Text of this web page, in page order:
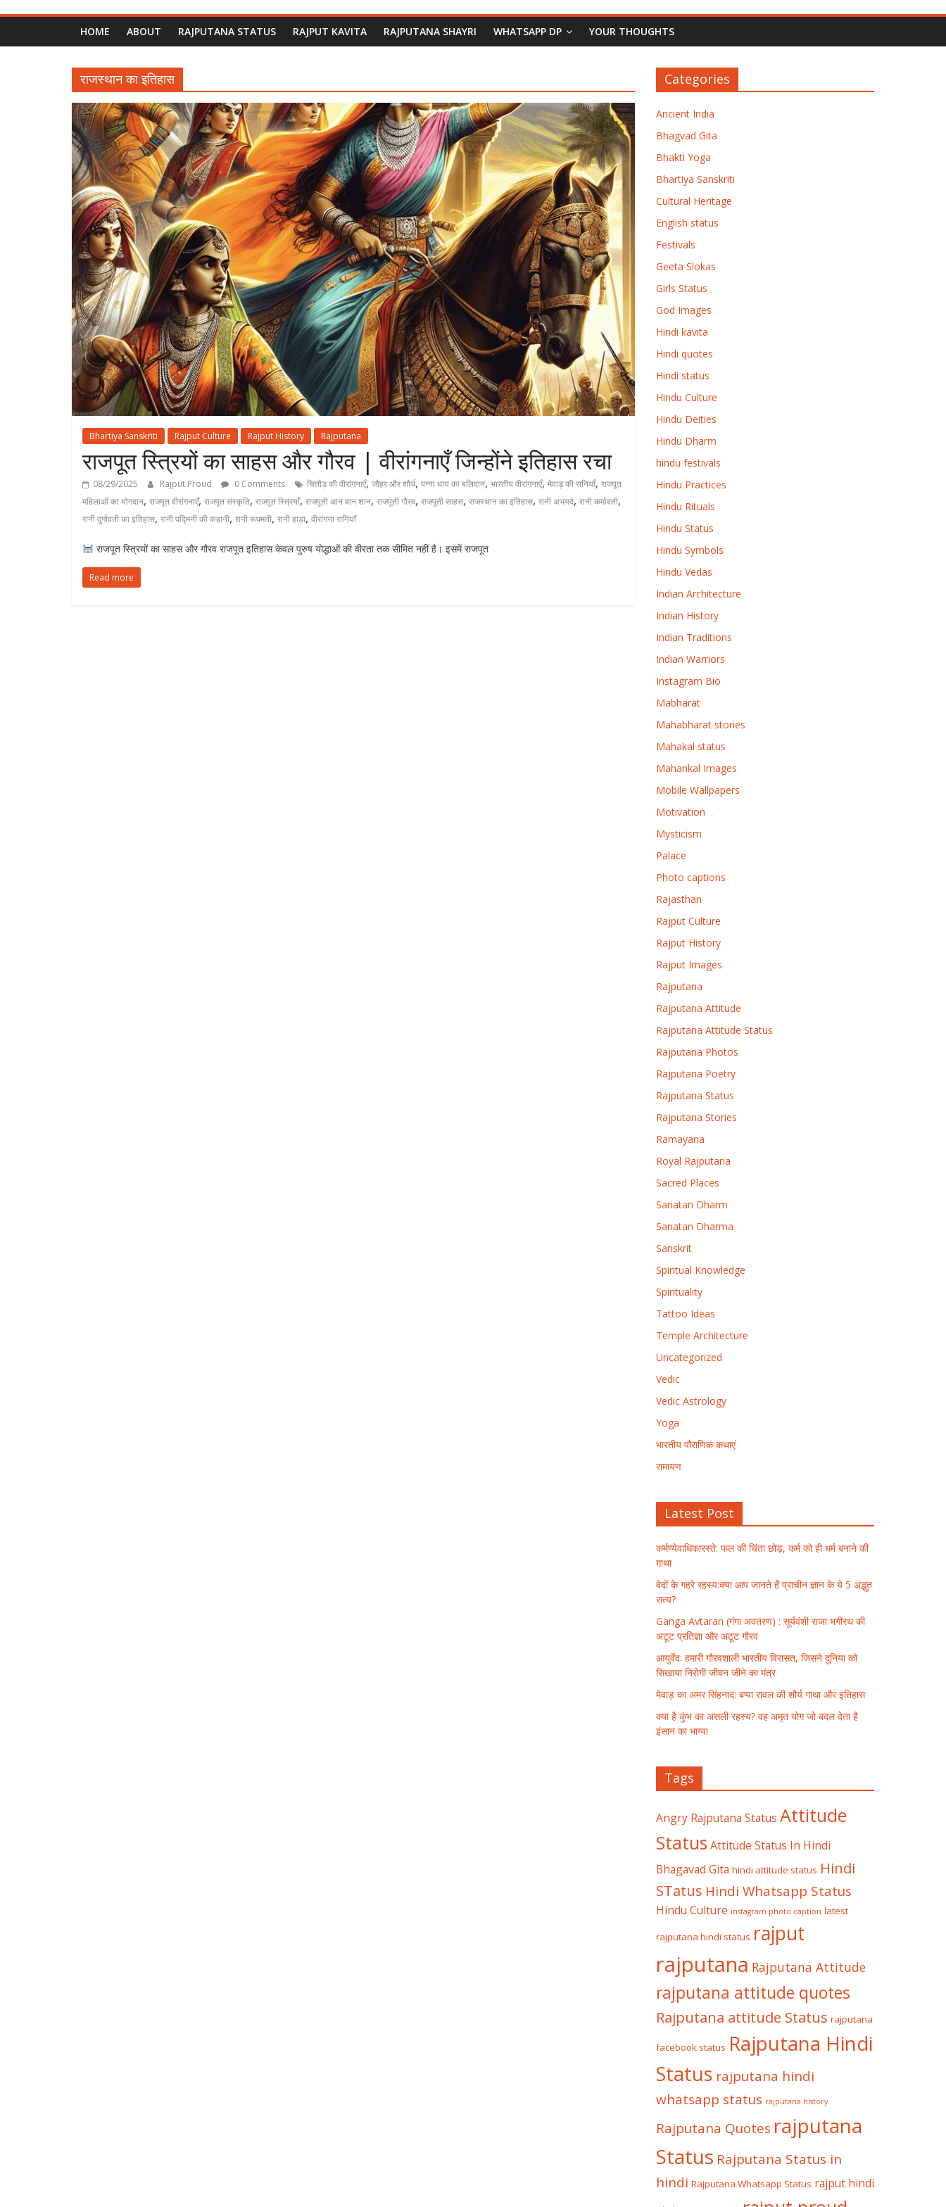
HOME ABOUT RAJPUTANA STATUS RAJPUT KAVITA RAJPUTANA SHAYRI WHATSAPP DP YOUR THOUGHTS
राजस्थान का इतिहास
Bhartiya Sanskriti Rajput Culture Rajput History Rajputana
राजपूत स्त्रियों का साहस और गौरव | वीरांगनाएँ जिन्होंने इतिहास रचा
08/29/2025 Rajput Proud 0 Comments चित्तौड़ की वीरांगनाएँ, जौहर और शौर्य, पन्ना धाय का बलिदान, भारतीय वीरांगनाएँ, मेवाड़ की रानियाँ, राजपूत
महिलाओं का योगदान, राजपूत वीरांगनाएँ, राजपूत संस्कृति, राजपूत स्त्रियाँ, राजपूती आन बान शान, राजपूती गौरव, राजपूती साहस, राजस्थान का इतिहास, रानी अभयदे, रानी कर्मावती,
रानी दुर्गावती का इतिहास, रानी पद्मिनी की कहानी, रानी रूपमती, रानी हाड़ा, वीरांगना रानियाँ
राजपूत स्त्रियों का साहस और गौरव राजपूत इतिहास केवल पुरुष योद्धाओं की वीरता तक सीमित नहीं है। इसमें राजपूत
Read more
Categories
Ancient India
Bhagvad Gita
Bhakti Yoga
Bhartiya Sanskriti
Cultural Heritage
English status
Festivals
Geeta Slokas
Girls Status
God Images
Hindi kavita
Hindi quotes
Hindi status
Hindu Culture
Hindu Deities
Hindu Dharm
hindu festivals
Hindu Practices
Hindu Rituals
Hindu Status
Hindu Symbols
Hindu Vedas
Indian Architecture
Indian History
Indian Traditions
Indian Warriors
Instagram Bio
Mabharat
Mahabharat stories
Mahakal status
Mahankal Images
Mobile Wallpapers
Motivation
Mysticism
Palace
Photo captions
Rajasthan
Rajput Culture
Rajput History
Rajput Images
Rajputana
Rajputana Attitude
Rajputana Attitude Status
Rajputana Photos
Rajputana Poetry
Rajputana Status
Rajputana Stories
Ramayana
Royal Rajputana
Sacred Places
Sanatan Dharm
Sanatan Dharma
Sanskrit
Spiritual Knowledge
Spirituality
Tattoo Ideas
Temple Architecture
Uncategorized
Vedic
Vedic Astrology
Yoga
भारतीय पौराणिक कथाएं
रामायण
Latest Post
कर्मण्येवाधिकारस्ते: फल की चिंता छोड़, कर्म को ही धर्म बनाने की
गाथा
वेदों के गहरे रहस्य:क्या आप जानते हैं प्राचीन ज्ञान के ये 5 अद्भुत
सत्य?
Ganga Avtaran (गंगा अवतरण) : सूर्यवंशी राजा भगीरथ की
अटूट प्रतिज्ञा और अटूट गौरव
आयुर्वेद: हमारी गौरवशाली भारतीय विरासत, जिसने दुनिया को
सिखाया निरोगी जीवन जीने का मंत्र
मेवाड़ का अमर सिंहनाद: बप्पा रावल की शौर्य गाथा और इतिहास
क्या है कुंभ का असली रहस्य? वह अमृत योग जो बदल देता है
इंसान का भाग्य!
Tags
Angry Rajputana Status Attitude
Status Attitude Status In Hindi
Bhagavad Gita hindi attitude status Hindi
STatus Hindi Whatsapp Status
Hindu Culture instagram photo caption latest
rajputana hindi status rajput
rajputana Rajputana Attitude
rajputana attitude quotes
Rajputana attitude Status rajputana
facebook status Rajputana Hindi
Status rajputana hindi
whatsapp status rajputana history
Rajputana Quotes rajputana
Status Rajputana Status in
hindi Rajputana Whatsapp Status rajput hindi